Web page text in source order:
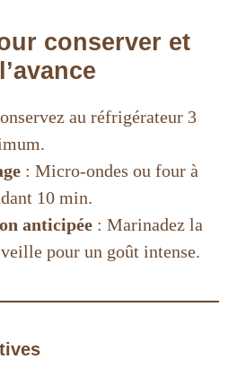
conserver et
au réfrigérateur 3
: Micro-ondes ou four à
10 min.
anticipée : Marinadez la
pour un goût intense.